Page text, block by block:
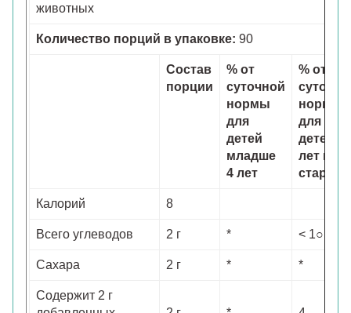
животных
Количество порций в упаковке: 90
Состав
порции
% от
суточной
нормы
для
детей
младше
4 лет
% от
нормы
для
детей 4
лет и
старше
Калорий 8
Всего углеводов 2 г * < 1○
Сахара 2 г * *
Содержит 2 г